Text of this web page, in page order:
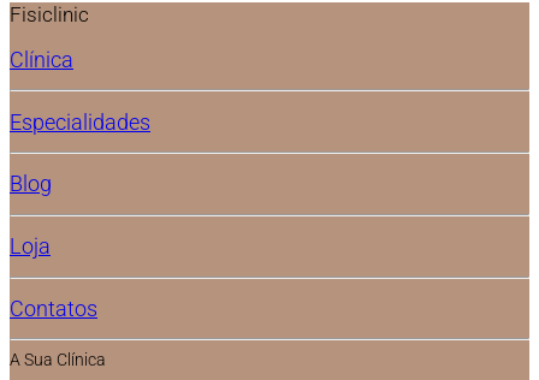
Fisiclinic
Clínica
Especialidades
Blog
Loja
Contatos
A Sua Clínica